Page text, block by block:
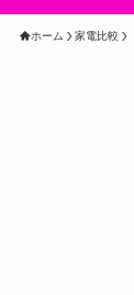
ホーム 家電比較